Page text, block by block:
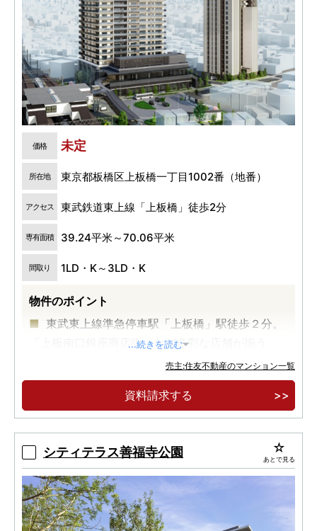
価格 未定
所在地 東京都板橋区上板橋一丁目1002番（地番）
アクセス 東武鉄道東上線「上板橋」徒歩2分
専有面積 39.24平米～70.06平米
間取り 1LD・K～3LD・K
物件のポイント
東武東上線準急停車駅「上板橋」駅徒歩２分。
「上板南口銀座商店街」など多彩な店舗が揃う
約1.7haの駅前大規模再開発エリアに誕生する
地上19階建てタワーレジデンス。
７分、「渋谷」駅２３分、都心へ軽快にアクセ
ス。
...続きを読む
売主:住友不動産のマンション一覧
資料請求する
シティテラス善福寺公園 あとで見る